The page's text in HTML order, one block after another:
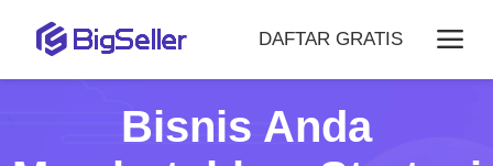
DAFTAR GRATIS
Bisnis Anda